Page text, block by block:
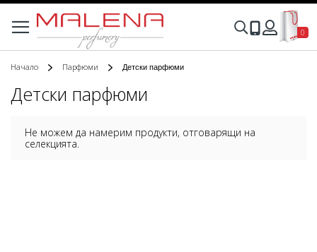
Търсене
Вход
Моята
0
Начало Парфюми Детски парфюми
Детски парфюми
Не можем да намерим продукти, отговарящи на
селекцията.